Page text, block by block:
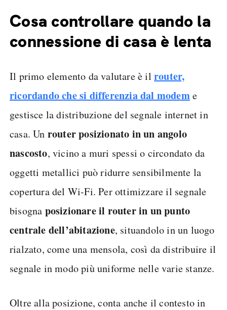
Cosa controllare quando la
connessione di casa è lenta
Il primo elemento da valutare è il router,
ricordando che si differenzia dal modeme
gestisce la distribuzione del segnale internet in
casa. Un router posizionato in un angolo
nascosto, vicino a muri spessi o circondato da
oggetti metallici può ridurre sensibilmente la
copertura del Wi-Fi. Per ottimizzare il segnale
bisogna posizionare il router in un punto
centrale dell’abitazione, situandolo in un luogo
rialzato, come una mensola, così da distribuire il
segnale in modo più uniforme nelle varie stanze.
Oltre alla posizione, conta anche il contesto in